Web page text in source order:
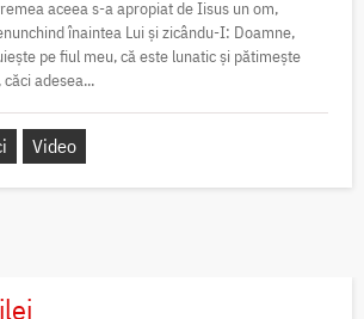
aceea s-a apropiat de Iisus un om,
înaintea Lui și zicându-I: Doamne,
pe fiul meu, că este lunatic și pătimește
căci adesea...
Video